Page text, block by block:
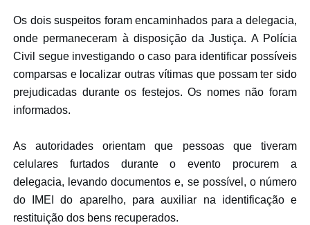
Os dois suspeitos foram encaminhados para a delegacia,
onde permaneceram à disposição da Justiça. A Polícia
Civil segue investigando o caso para identificar possíveis
comparsas e localizar outras vítimas que possam ter sido
prejudicadas durante os festejos. Os nomes não foram
informados.
As autoridades orientam que pessoas que tiveram
celulares furtados durante o evento procurem a
delegacia, levando documentos e, se possível, o número
do IMEI do aparelho, para auxiliar na identificação e
restituição dos bens recuperados.